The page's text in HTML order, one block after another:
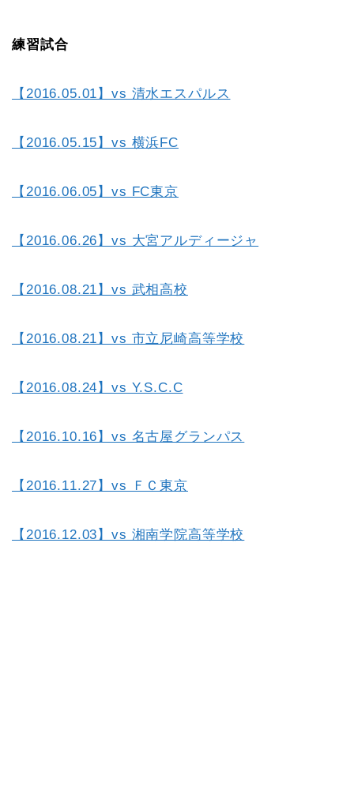
練習試合
【2016.05.01】vs 清水エスパルス
【2016.05.15】vs 横浜FC
【2016.06.05】vs FC東京
【2016.06.26】vs 大宮アルディージャ
【2016.08.21】vs 武相高校
【2016.08.21】vs 市立尼崎高等学校
【2016.08.24】vs Y.S.C.C
【2016.10.16】vs 名古屋グランパス
【2016.11.27】vs ＦＣ東京
【2016.12.03】vs 湘南学院高等学校